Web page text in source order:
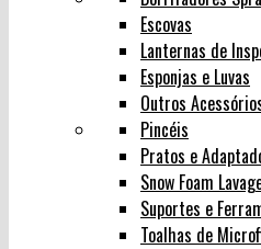
Escovas
Lanternas de
Esponjas e Luvas
Outros
Pincéis
Pratos e
Snow Foam
Suportes e
Toalhas de